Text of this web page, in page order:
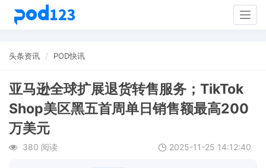
头条资讯 POD快讯
亚马逊全球扩展退货转售服务；TikTok
Shop美区黑五首周单日销售额最高200
万美元
380 阅读 2025-11-25 14:12:40